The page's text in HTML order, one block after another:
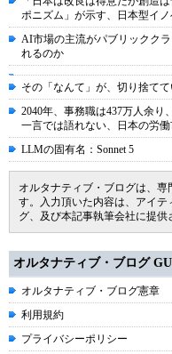
ポニズム」が示す、日本型イ
AI市場の主流がパブリックク
れるのか
その「なんて」が、切り捨て
2040年、事務職は437万人余
一言では語れない、日本の労
LLMの固有名：Sonnet 5
オルタナティブ・ブログは、
す。入力頂いた内容は、アイ
グ、及び本記事執筆会社に提供
オルタナティブ・ブログ
オルタナティブ・ブログ憲章
利用規約
プライバシーポリシー